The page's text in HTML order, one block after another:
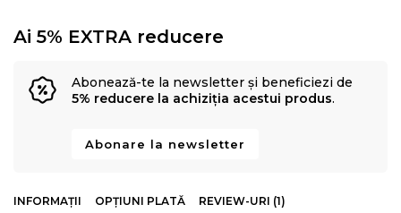
Ai 5% EXTRA reducere
Abonează-te la newsletter și beneficiezi de
5% reducere la achiziția acestui produs.
Abonare la newsletter
INFORMAȚII OPȚIUNI PLATĂ REVIEW-URI (1)